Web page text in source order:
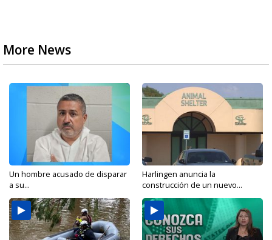
More News
Un hombre acusado de disparar
a su...
Harlingen anuncia la
construcción de un nuevo...